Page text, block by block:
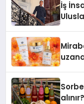
İş
alınır?